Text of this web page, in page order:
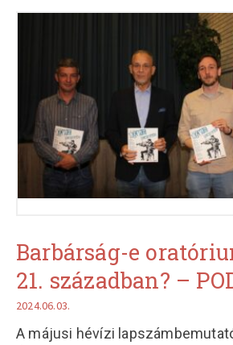
Barbárság-e
21. században? –
2024.06.03.
A májusi hévízi